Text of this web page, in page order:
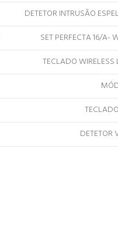
DETETOR INTRUSÃO
SET PERFECTA 16/A-
TECLADO
DETETOR